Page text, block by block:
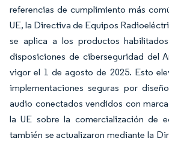
referencias de cumplimiento más
UE, la Directiva de Equipos
se aplica a los productos
disposiciones de ciberseguridad del
vigor el 1 de agosto de 2025. Esto
implementaciones seguras por
audio conectados vendidos con
la UE sobre la comercialización de
también se actualizaron mediante la